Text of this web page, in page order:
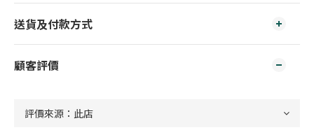
送貨及付款方式
顧客評價